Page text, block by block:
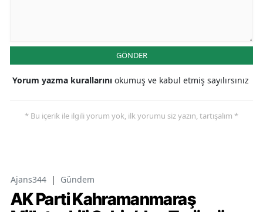
GÖNDER
Yorum yazma kurallarını okumuş ve kabul etmiş sayılırsınız
* Bu içerik ile ilgili yorum yok, ilk yorumu siz yazın, tartışalım *
Ajans344 | Gündem
AK Parti Kahramanmaraş